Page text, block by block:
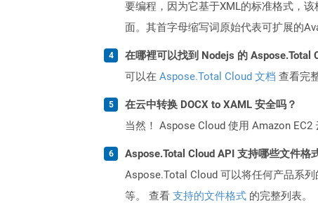
要编程，因为它基于XML的标准格式，
面。其首字母缩写词原始代表可扩展的
在哪裡可以找到 Nodejs 的 Aspose.Total
可以在 Aspose.Total Cloud 文档 查看完
在云中转换 DOCX to XAML 安全吗？
当然！ Aspose Cloud 使用 Amazon
Aspose.Total Cloud API 支持哪些文件格
Aspose.Total Cloud 可以将任何产品系列
等。 查看 支持的文件格式 的完整列表。